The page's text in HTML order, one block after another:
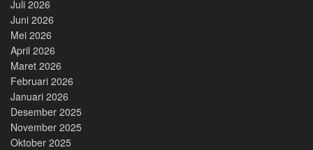
Juli 2026
Juni 2026
Mei 2026
April 2026
Maret 2026
Februari 2026
Januari 2026
Desember 2025
November 2025
Oktober 2025